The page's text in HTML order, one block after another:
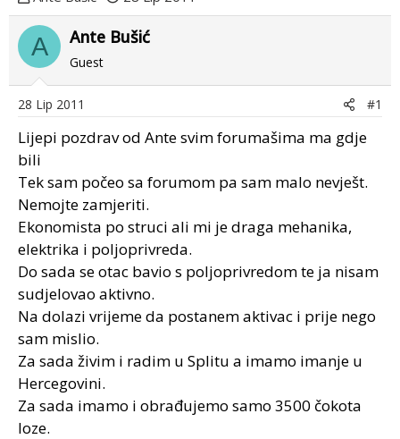
e
m
u
p
k
r
e
n
u
o
a
t
r
v
p
o
s
t
a
A Ante Bušić
Guest
28 Lip 2011 #1
Lijepi pozdrav od Ante svim forumašima ma gdje
bili
Tek sam počeo sa forumom pa sam malo nevješt.
Nemojte zamjeriti.
Ekonomista po struci ali mi je draga mehanika,
elektrika i poljoprivreda.
Do sada se otac bavio s poljoprivredom te ja nisam
sudjelovao aktivno.
Na dolazi vrijeme da postanem aktivac i prije nego
sam mislio.
Za sada živim i radim u Splitu a imamo imanje u
Hercegovini.
Za sada imamo i obrađujemo samo 3500 čokota
loze.